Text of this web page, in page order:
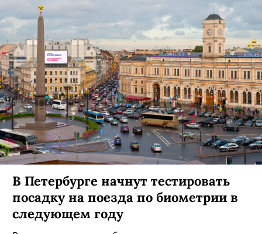
В Петербурге начнут тестировать
посадку на поезда по биометрии в
следующем году